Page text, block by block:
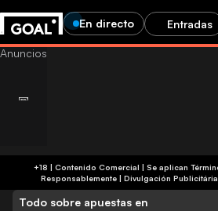
En directo Entradas
+18 | Contenido Comercial | Se aplican Términos y Condiciones | Juega
Responsablemente | Divulgación Publicitária
Todo sobre apuestas en